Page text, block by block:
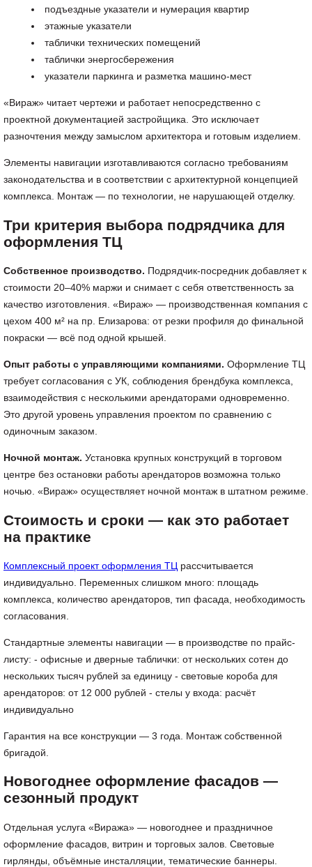
подъездные указатели и нумерация квартир
этажные указатели
таблички технических помещений
таблички энергосбережения
указатели паркинга и разметка машино-мест
«Вираж» читает чертежи и работает непосредственно с
проектной документацией застройщика. Это исключает
разночтения между замыслом архитектора и готовым изделием.
Элементы навигации изготавливаются согласно требованиям
законодательства и в соответствии с архитектурной концепцией
комплекса. Монтаж — по технологии, не нарушающей отделку.
Три критерия выбора подрядчика для
оформления ТЦ
Собственное производство. Подрядчик-посредник добавляет к
стоимости 20–40% маржи и снимает с себя ответственность за
качество изготовления. «Вираж» — производственная компания с
цехом 400 м² на пр. Елизарова: от резки профиля до финальной
покраски — всё под одной крышей.
Опыт работы с управляющими компаниями. Оформление ТЦ
требует согласования с УК, соблюдения брендбука комплекса,
взаимодействия с несколькими арендаторами одновременно.
Это другой уровень управления проектом по сравнению с
одиночным заказом.
Ночной монтаж. Установка крупных конструкций в торговом
центре без остановки работы арендаторов возможна только
ночью. «Вираж» осуществляет ночной монтаж в штатном режиме.
Стоимость и сроки — как это работает
на практике
Комплексный проект оформления ТЦ рассчитывается
индивидуально. Переменных слишком много: площадь
комплекса, количество арендаторов, тип фасада, необходимость
согласования.
Стандартные элементы навигации — в производстве по прайс-
листу: - офисные и дверные таблички: от нескольких сотен до
нескольких тысяч рублей за единицу - световые короба для
арендаторов: от 12 000 рублей - стелы у входа: расчёт
индивидуально
Гарантия на все конструкции — 3 года. Монтаж собственной
бригадой.
Новогоднее оформление фасадов —
сезонный продукт
Отдельная услуга «Виража» — новогоднее и праздничное
оформление фасадов, витрин и торговых залов. Световые
гирлянды, объёмные инсталляции, тематические баннеры.